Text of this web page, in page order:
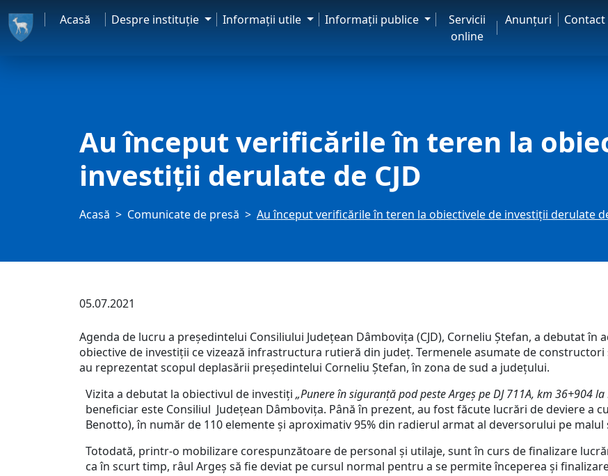
Acasă Despre instituţie Informaţii utile Informaţii publice
Servicii
online
Anunţuri Contact
Au început verificările în teren la
investiții derulate de CJD
Acasă Comunicate de presă Au început verificările în teren la obiectivele de investiții derulate
05.07.2021
Agenda de lucru a președintelui Consiliului Județean Dâmbovița (CJD), Corneliu Ștefan, a debutat în
obiective de investiții ce vizează infrastructura rutieră din județ. Termenele asumate de
au reprezentat scopul deplasării președintelui Corneliu Ștefan, în zona de sud a județului.
Vizita a debutat la obiectivul de investiți„Punere în siguranță pod peste Argeș pe DJ 711A, km 36+904 la
beneficiar este Consiliul Județean Dâmbovița. Până în prezent, au fost făcute lucrări de deviere a
Benotto), în număr de 110 elemente și aproximativ 95% din radierul armat al deversorului pe malul
Totodată, printr-o mobilizare corespunzătoare de personal și utilaje, sunt în curs de finalizare
ca în scurt timp, râul Argeș să fie deviat pe cursul normal pentru a se permite începerea și